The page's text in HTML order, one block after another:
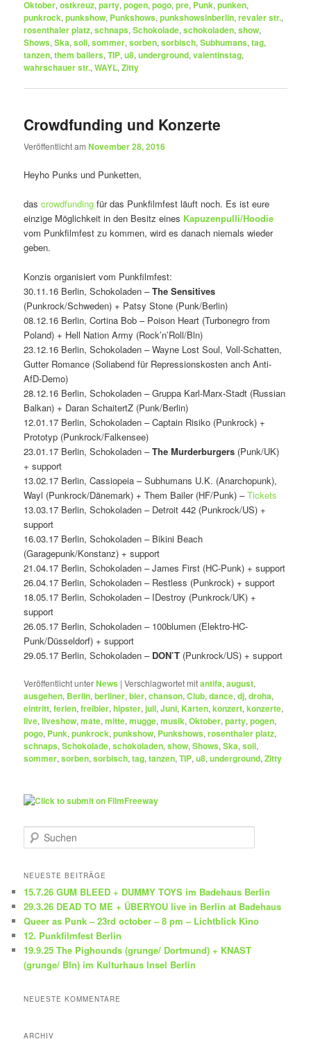
Oktober,ostkreuz,party,pogen,pogo,pre, Punk,punken,
punkrock,punkshow, Punkshows,punkshowsinberlin,revaler str.,
rosenthaler platz,schnaps,Schokolade,schokoladen,show,
Shows,Ska,soli,sommer,sorben,sorbisch,Subhumans,tag,
tanzen,them bailers,TIP,u8,underground,valentinstag,
wahrschauer str.,WAYL,Zitty
Crowdfunding und Konzerte
Veröffentlicht amNovember 28, 2016
Heyho Punks und Punketten,
dascrowdfunding für das Punkfilmfest läuft noch. Es ist eure
einzige Möglichkeit in den Besitz eines Kapuzenpulli/Hoodie
vom Punkfilmfest zu kommen, wird es danach niemals wieder
geben.
Konzis organisiert vom Punkfilmfest:
30.11.16 Berlin, Schokoladen –The Sensitives
(Punkrock/Schweden) + Patsy Stone (Punk/Berlin)
08.12.16 Berlin, Cortina Bob – Poison Heart (Turbonegro from
Poland) + Hell Nation Army (Rock’n’Roll/Bln)
23.12.16 Berlin, Schokoladen – Wayne Lost Soul, Voll-Schatten,
Gutter Romance (Soliabend für Repressionskosten anch Anti-
AfD-Demo)
28.12.16 Berlin, Schokoladen – Gruppa Karl-Marx-Stadt (Russian
Balkan) + Daran SchaitertZ (Punk/Berlin)
12.01.17 Berlin, Schokoladen – Captain Risiko (Punkrock) +
Prototyp (Punkrock/Falkensee)
23.01.17 Berlin, Schokoladen –The Murderburgers (Punk/UK)
+ support
13.02.17 Berlin, Cassiopeia – Subhumans U.K. (Anarchopunk),
Wayl (Punkrock/Dänemark) + Them Bailer (HF/Punk) –Tickets
13.03.17 Berlin, Schokoladen – Detroit 442 (Punkrock/US) +
support
16.03.17 Berlin, Schokoladen – Bikini Beach
(Garagepunk/Konstanz) + support
21.04.17 Berlin, Schokoladen – James First (HC-Punk) + support
26.04.17 Berlin, Schokoladen – Restless (Punkrock) + support
18.05.17 Berlin, Schokoladen – IDestroy (Punkrock/UK) +
support
26.05.17 Berlin, Schokoladen – 100blumen (Elektro-HC-
Punk/Düsseldorf) + support
29.05.17 Berlin, Schokoladen – DON’T (Punkrock/US) + support
Veröffentlicht unterNews |Verschlagwortet mitantifa,august,
ausgehen, Berlin,berliner,bier,chanson,Club,dance,dj,droha,
eintritt,ferien,freibier,hipster,juli,Juni, Karten,konzert,konzerte,
live,liveshow,mate,mitte,mugge,musik,Oktober,party,pogen,
pogo, Punk,punkrock,punkshow, Punkshows,rosenthaler platz,
schnaps,Schokolade,schokoladen,show,Shows,Ska,soli,
sommer,sorben,sorbisch,tag,tanzen,TIP,u8,underground,Zitty
u
h
n
NEUESTE BEITRÄGE
15.7.26 GUM BLEED + DUMMY TOYS im Badehaus Berlin
29.3.26 DEAD TO ME + ÜBERYOU live in Berlin at Badehaus
Queer as Punk – 23rd october – 8 pm – Lichtblick Kino
12. Punkfilmfest Berlin
19.9.25 The Pighounds (grunge/ Dortmund) + KNAST
(grunge/ Bln) im Kulturhaus Insel Berlin
NEUESTE KOMMENTARE
ARCHIV